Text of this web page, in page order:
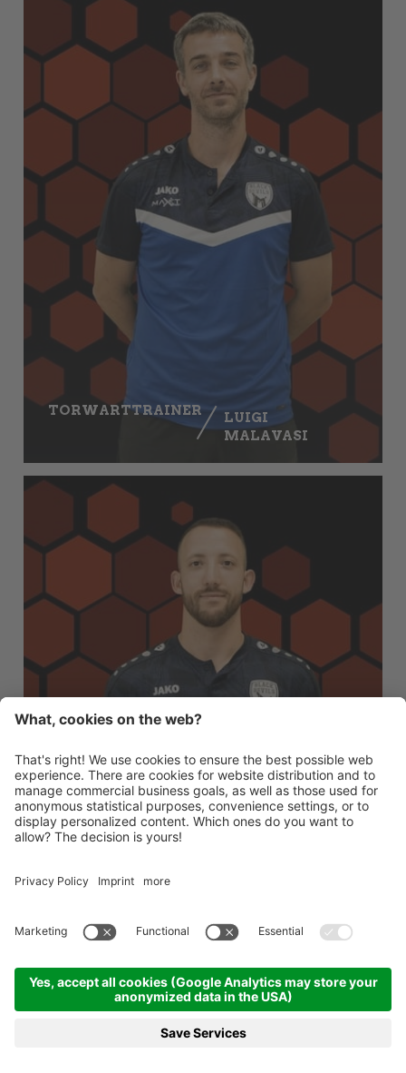
TORWARTTRAINER
LUIGI
MALAVASI
DONATI